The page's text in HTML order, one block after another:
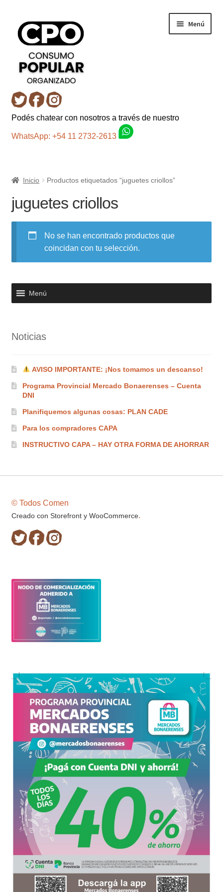
navegación
contenido
Menú
Inicio
Carro
Fondo AC
Mi cuenta
Noticias
Preguntas Frecuentes
Receso de verano
Sobre el Portal
Sugerencias y consultas
Cómo Comprar?
Podés chatear con nosotros a través de nuestro
WhatsApp: +54 11 2732-2613
Inicio Productos etiquetados “juguetes criollos”
juguetes criollos
No se han encontrado productos que
coincidan con tu selección.
Menú
Noticias
AVISO IMPORTANTE: ¡Nos tomamos un descanso!
Programa Provincial Mercado Bonaerenses – Cuenta
DNI
Planifiquemos algunas cosas: PLAN CADE
Para los compradores CAPA
INSTRUCTIVO CAPA – HAY OTRA FORMA DE AHORRAR
© Todos Comen
Creado con Storefront y WooCommerce.